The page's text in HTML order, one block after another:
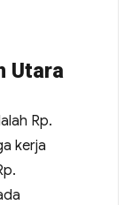
Utara
Rp.
kerja